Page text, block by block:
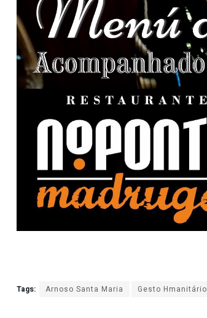
Tags: Arnoso Santa Maria Gesto Hmanitário